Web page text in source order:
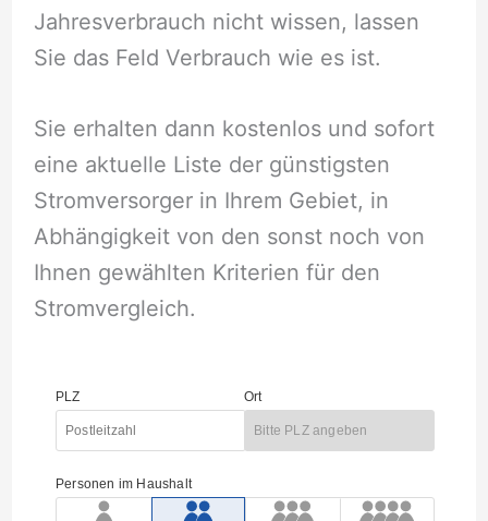
Jahresverbrauch nicht wissen, lassen
Sie das Feld Verbrauch wie es ist.
Sie erhalten dann kostenlos und sofort
eine aktuelle Liste der günstigsten
Stromversorger in Ihrem Gebiet, in
Abhängigkeit von den sonst noch von
Ihnen gewählten Kriterien für den
Stromvergleich.